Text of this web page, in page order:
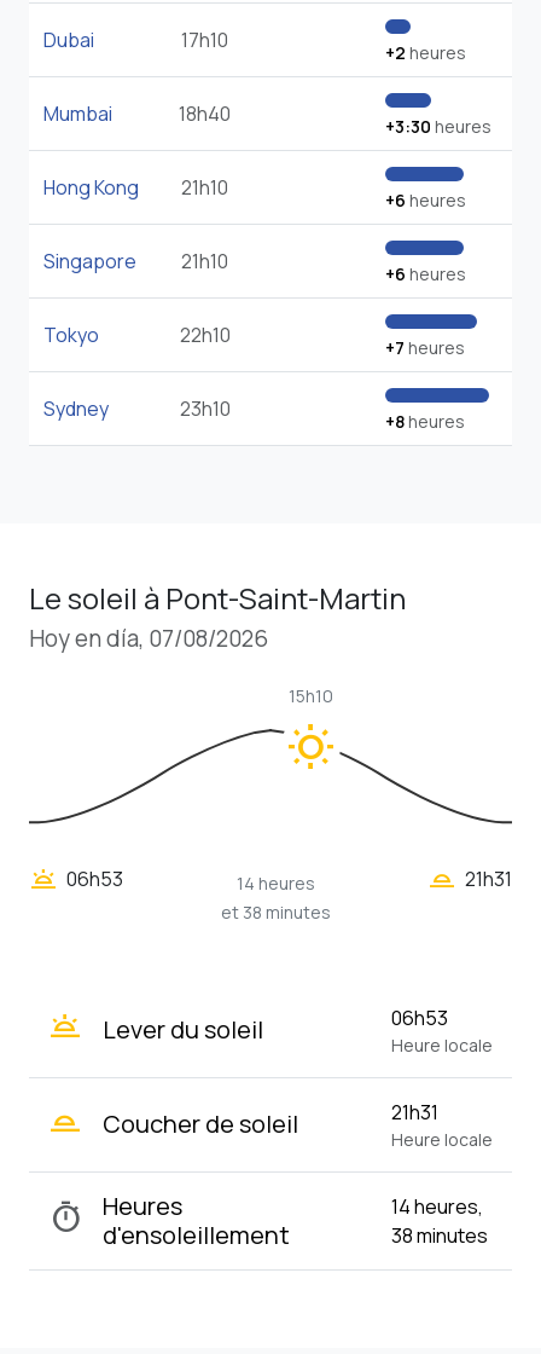
Dubai 17h10 +2 heures
Mumbai 18h40 +3:30 heures
Hong Kong 21h10 +6 heures
Singapore 21h10 +6 heures
Tokyo 22h10 +7 heures
Sydney 23h10 +8heures
Le soleil à Pont-Saint-Martin
Hoy en día, 07/08/2026
wb_sunny
15h10
wb_twilight 06h53
14 heures
et 38 minutes
wb_twilight_2 21h31
wb_twilight Lever du soleil 06h53
Heure locale
wb_twilight_2 Coucher de soleil 21h31
Heure locale
timer
Heures
d'ensoleillement
14 heures,
38 minutes